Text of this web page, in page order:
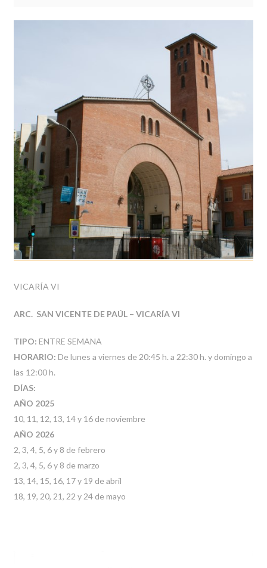
VICARÍA VI
ARC. SAN VICENTE DE PAÚL – VICARÍA VI
TIPO: ENTRE SEMANA
HORARIO: De lunes a viernes de 20:45 h. a 22:30 h. y domingo a
las 12:00 h.
DÍAS:
AÑO 2025
10, 11, 12, 13, 14 y 16 de noviembre
AÑO 2026
2, 3, 4, 5, 6 y 8 de febrero
2, 3, 4, 5, 6 y 8 de marzo
13, 14, 15, 16, 17 y 19 de abril
18, 19, 20, 21, 22 y 24 de mayo